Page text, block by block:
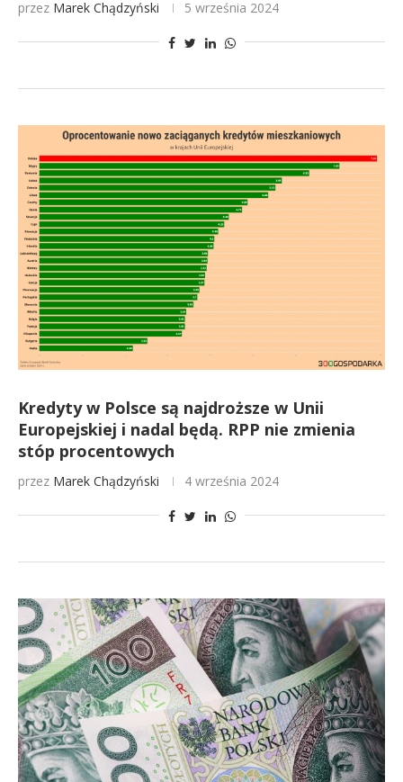
przez Marek Chądzyński 5 września 2024
Kredyty w Polsce są najdroższe w Unii
Europejskiej i nadal będą. RPP nie zmienia
stóp procentowych
przez Marek Chądzyński 4 września 2024